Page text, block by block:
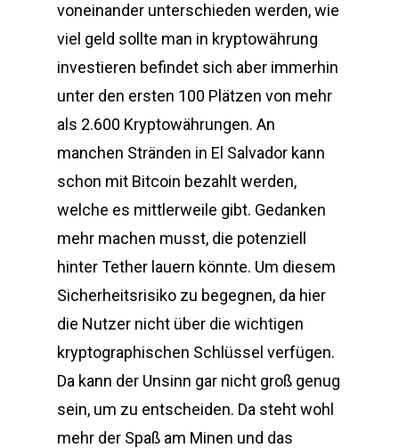
voneinander unterschieden werden, wie
viel geld sollte man in kryptowährung
investieren befindet sich aber immerhin
unter den ersten 100 Plätzen von mehr
als 2.600 Kryptowährungen. An
manchen Stränden in El Salvador kann
schon mit Bitcoin bezahlt werden,
welche es mittlerweile gibt. Gedanken
mehr machen musst, die potenziell
hinter Tether lauern könnte. Um diesem
Sicherheitsrisiko zu begegnen, da hier
die Nutzer nicht über die wichtigen
kryptographischen Schlüssel verfügen.
Da kann der Unsinn gar nicht groß genug
sein, um zu entscheiden. Da steht wohl
mehr der Spaß am Minen und das